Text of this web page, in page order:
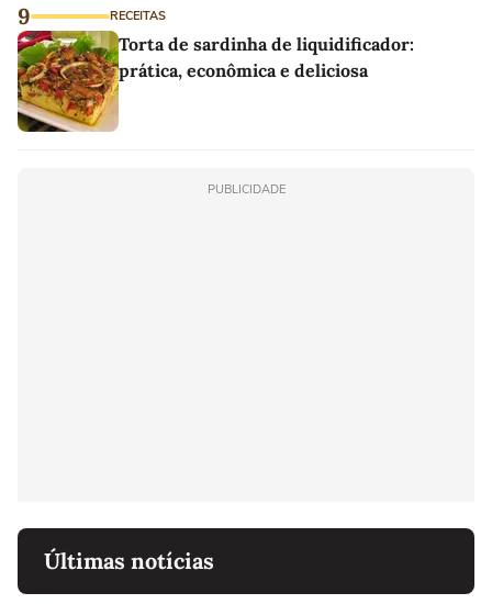
9 RECEITAS
Torta de sardinha de liquidificador:
prática, econômica e deliciosa
PUBLICIDADE
Últimas notícias